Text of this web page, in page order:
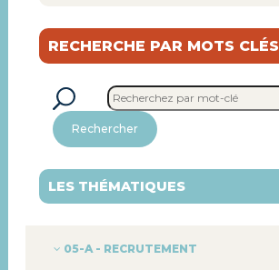
RECHERCHE PAR MOTS CLÉS
Rechercher
LES THÉMATIQUES
05-A - RECRUTEMENT